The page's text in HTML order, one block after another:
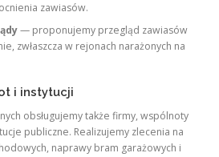
zawiasów.
— proponujemy przegląd zawiasów
zwłaszcza w rejonach narażonych na
i instytucji
obsługujemy także firmy, wspólnoty
publiczne. Realizujemy zlecenia na
naprawy bram garażowych i